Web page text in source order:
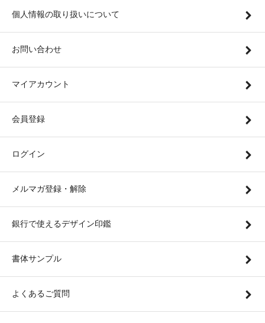
個人情報の取り扱いについて
お問い合わせ
マイアカウント
会員登録
ログイン
メルマガ登録・解除
銀行で使えるデザイン印鑑
書体サンプル
よくあるご質問